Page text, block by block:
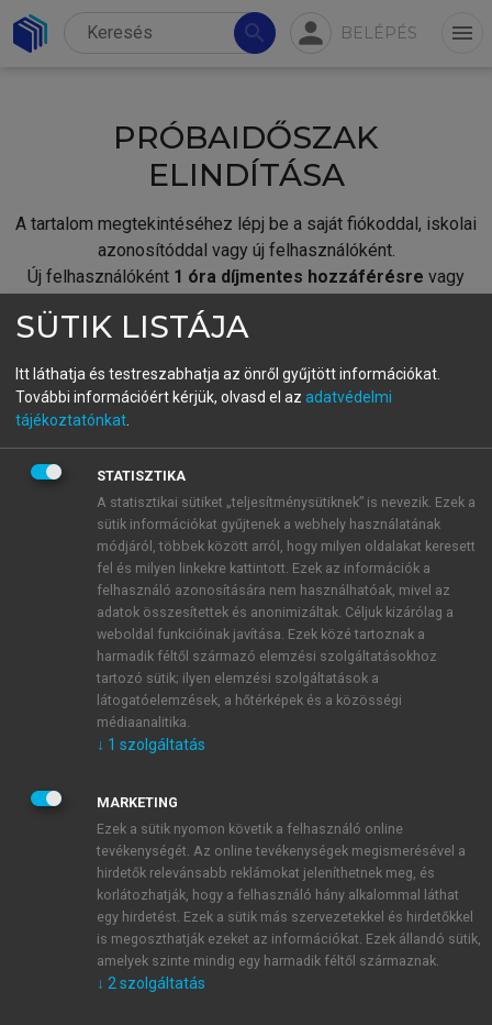
search person BELÉPÉS menu
PRÓBAIDŐSZAK
ELINDÍTÁSA
A tartalom megtekintéséhez lépj be a saját fiókoddal, iskolai
azonosítóddal vagy új felhasználóként.
Új felhasználóként 1 óra díjmentes hozzáférésre vagy
fiókoddal,vagy hozz létre új fiókot.
A regisztráció után apróbaidőszakautomatikusan
BELÉPÉS SAJÁT FIÓKKAL
ÚJ FIÓK LÉTREHOZÁSA
1 óra díjmentes hozzáférés
E-MAIL-CÍM
JELSZÓ
JELSZÓ ÚJRA
Kérek értesítést a MeRSZ újdonságairól, akcióiról.
Kérek értesítést az Akadémiai Kiadó Zrt. újdonságairól,
SÜTIK LISTÁJA
Itt láthatja és testreszabhatja az önről gyűjtött információkat.
További információért kérjük, olvasd el az adatvédelmi
tájékoztatónkat
STATISZTIKA
A statisztikai sütiket „teljesítménysütiknek” is nevezik. Ezek a
sütik információkat gyűjtenek a webhely használatának
módjáról, többek között arról, hogy milyen oldalakat keresett
fel és milyen linkekre kattintott. Ezek az információk a
felhasználó azonosítására nem használhatóak, mivel az
adatok összesítettek és anonimizáltak. Céljuk kizárólag a
weboldal funkcióinak javítása. Ezek közé tartoznak a
harmadik féltől származó elemzési szolgáltatásokhoz
tartozó sütik; ilyen elemzési szolgáltatások a
látogatóelemzések, a hőtérképek és a közösségi
médiaanalitika.
↓ 1 szolgáltatás
MARKETING
Ezek a sütik nyomon követik a felhasználó online
tevékenységét. Az online tevékenységek megismerésével a
hirdetők relevánsabb reklámokat jeleníthetnek meg, és
korlátozhatják, hogy a felhasználó hány alkalommal láthat
egy hirdetést. Ezek a sütik más szervezetekkel és hirdetőkkel
is megoszthatják ezeket az információkat. Ezek állandó sütik,
amelyek szinte mindig egy harmadik féltől származnak.
↓ 2 szolgáltatás